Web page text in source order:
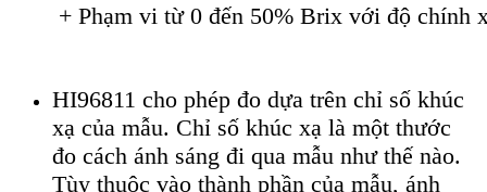
+ Phạm vi từ 0 đến 50% Brix với độ chính
HI96811 cho phép đo dựa trên chỉ số khúc
xạ của mẫu. Chỉ số khúc xạ là một thước
đo cách ánh sáng đi qua mẫu như thế nào.
Tùy thuộc vào thành phần của mẫu, ánh